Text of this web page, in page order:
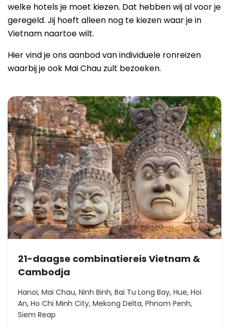
welke hotels je moet kiezen. Dat hebben wij al voor je
geregeld. Jij hoeft alleen nog te kiezen waar je in
Vietnam naartoe wilt.
Hier vind je ons aanbod van individuele ronreizen
waarbij je ook Mai Chau zult bezoeken.
21-daagse combinatiereis Vietnam &
Cambodja
Hanoi, Mai Chau, Ninh Binh, Bai Tu Long Bay, Hue, Hoi
An, Ho Chi Minh City, Mekong Delta, Phnom Penh,
Siem Reap